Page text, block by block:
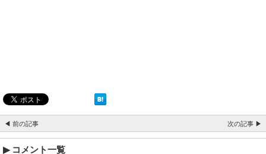
◀ 前の記事 次の記事 ▶
コメント一覧